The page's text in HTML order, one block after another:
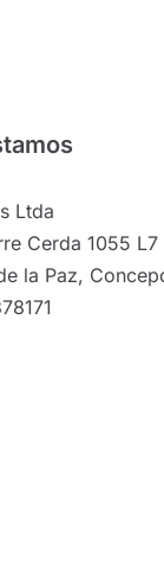
Ltda
Cerda 1055 L7
la Paz,